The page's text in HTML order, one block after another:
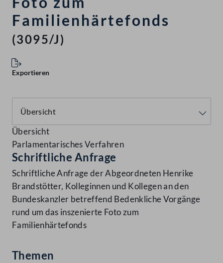
Familienhärtefonds
(3095/J)
Exportieren
Übersicht
Parlamentarisches Verfahren
Schriftliche Anfrage
Schriftliche Anfrage der Abgeordneten Henrike
Brandstötter, Kolleginnen und Kollegen an den
Bundeskanzler betreffend Bedenkliche Vorgänge
rund um das inszenierte Foto zum
Familienhärtefonds
Themen